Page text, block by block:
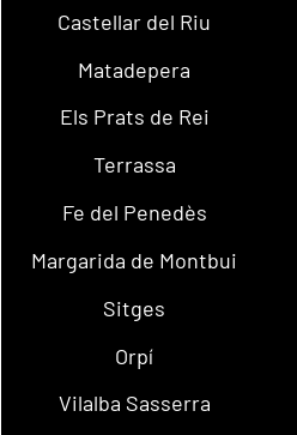
Castellar del Riu
Matadepera
Els Prats de Rei
Terrassa
Fe del Penedès
Margarida de Montbui
Sitges
Orpí
Vilalba Sasserra